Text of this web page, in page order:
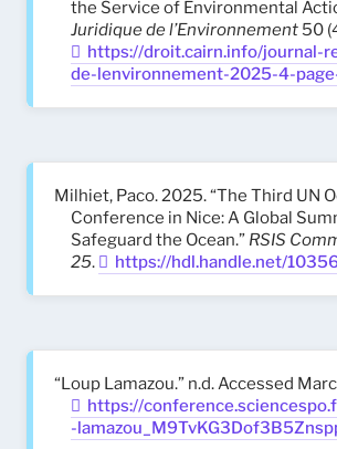
the Service of Environmental
Juridique de l’Environnement 50
https://droit.cairn.info/journal-
de-lenvironnement-2025-4-
Milhiet, Paco. 2025. “The Third UN
Conference in Nice: A Global
Safeguard the Ocean.” RSIS
25. https://hdl.handle.net/
“Loup Lamazou.” n.d. Accessed
https://
-